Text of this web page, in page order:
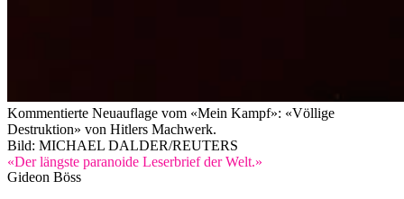
Kommentierte Neuauflage vom «Mein Kampf»: «Völlige
Destruktion» von Hitlers Machwerk.
Bild: MICHAEL DALDER/REUTERS
«Der längste paranoide Leserbrief der Welt.»
Gideon Böss